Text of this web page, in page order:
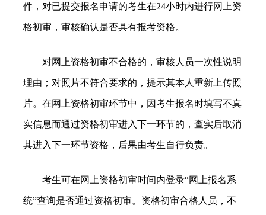
件，对已提交报名申请的考生在24小时内进行网上资
格初审，审核确认是否具有报考资格。
对网上资格初审不合格的，审核人员一次性说明
理由；对照片不符合要求的，提示其本人重新上传照
片。在网上资格初审环节中，因考生报名时填写不真
实信息而通过资格初审进入下一环节的，查实后取消
其进入下一环节资格，后果由考生自行负责。
考生可在网上资格初审时间内登录“网上报名系
统”查询是否通过资格初审。资格初审合格人员，不